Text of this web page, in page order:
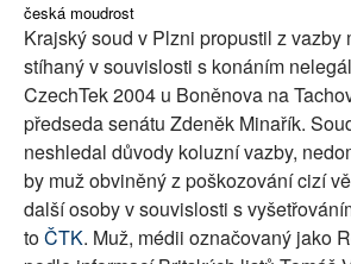
česká moudrost
Krajský soud v Plzni propustil z vazby
stíhaný v souvislosti s konáním
CzechTek 2004 u Boněnova na
předseda senátu Zdeněk Minařík.
neshledal důvody koluzní vazby,
by muž obviněný z poškozování cizí
další osoby v souvislosti s
toČTK. Muž, médii označovaný jako